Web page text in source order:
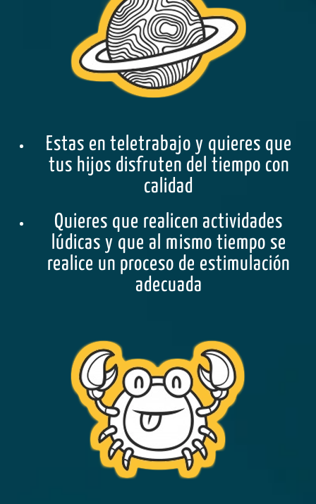
Estas en teletrabajo y quieres que
tus hijos disfruten del tiempo con
calidad
Quieres que realicen actividades
lúdicas y que al mismo tiempo se
realice un proceso de estimulación
adecuada